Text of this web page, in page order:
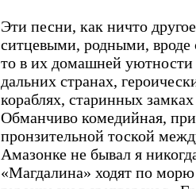
Эти песни, как ничто
ситцевыми, родными, вроде
то в их домашней уютности
дальних странах,
кораблях, старинных
Обманчиво комедийная,
пронзительной тоской
Амазонке не бывал я
«Магдалина» ходят по